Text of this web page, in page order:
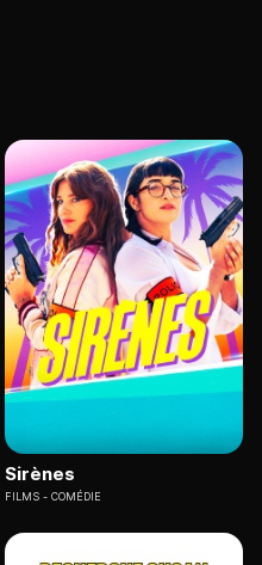
Sirènes
FILMS COMÉDIE